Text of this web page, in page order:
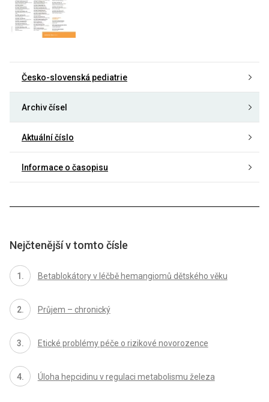
Česko-slovenská pediatrie
Archiv čísel
Aktuální číslo
Informace o časopisu
Nejčtenější v tomto čísle
Betablokátory v léčbě hemangiomů dětského věku
Průjem – chronický
Etické problémy péče o rizikové novorozence
Úloha hepcidinu v regulaci metabolismu železa